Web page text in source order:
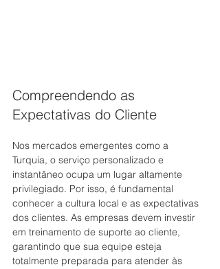
Compreendendo as
Expectativas do Cliente
Nos mercados emergentes como a
Turquia, o serviço personalizado e
instantâneo ocupa um lugar altamente
privilegiado. Por isso, é fundamental
conhecer a cultura local e as expectativas
dos clientes. As empresas devem investir
em treinamento de suporte ao cliente,
garantindo que sua equipe esteja
totalmente preparada para atender às